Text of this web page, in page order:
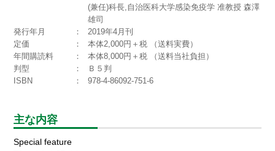
(兼任)科長,自治医科大学感染免疫学 准教授 森澤
雄司
発行年月
2019年4月刊
定価
本体2,000円＋税 （送料実費）
年間購読料
本体8,000円＋税 （送料当社負担）
判型
Ｂ５判
ISBN
978-4-86092-751-6
主な内容
Special feature